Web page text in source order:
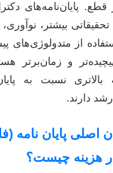
قطع. پایان‌نامه‌های
بیشتر،
از متدولوژی‌های
و زمان‌برتر
بالاتری نسبت به
دارند.
اصلی پایان نامه
هزینه چیست؟